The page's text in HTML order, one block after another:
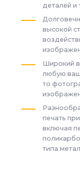
деталей и
высокой
Широкий
любую
то
печать
включая
типа